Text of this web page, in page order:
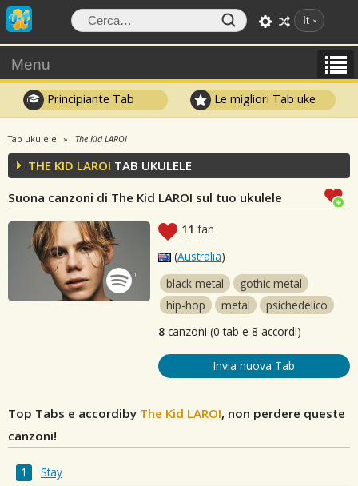
It
Menu
Principiante Tab Le migliori Tab uke
Tab ukulele The Kid LAROI
THE KID LAROI TAB UKULELE
Suona canzoni di The Kid LAROI sul tuo ukulele
11 fan
(Australia)
black metal
gothic metal
hip-hop
metal
psichedelico
8 canzoni (0 tab e 8 accordi)
Invia nuova Tab
Top Tabs e accordiby The Kid LAROI, non perdere queste
canzoni!
Stay